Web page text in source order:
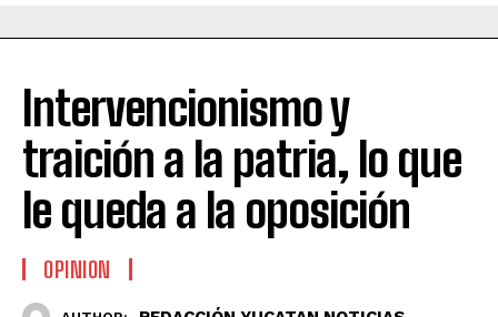
Intervencionismo y
traición a la patria, lo que
le queda a la oposición
OPINION